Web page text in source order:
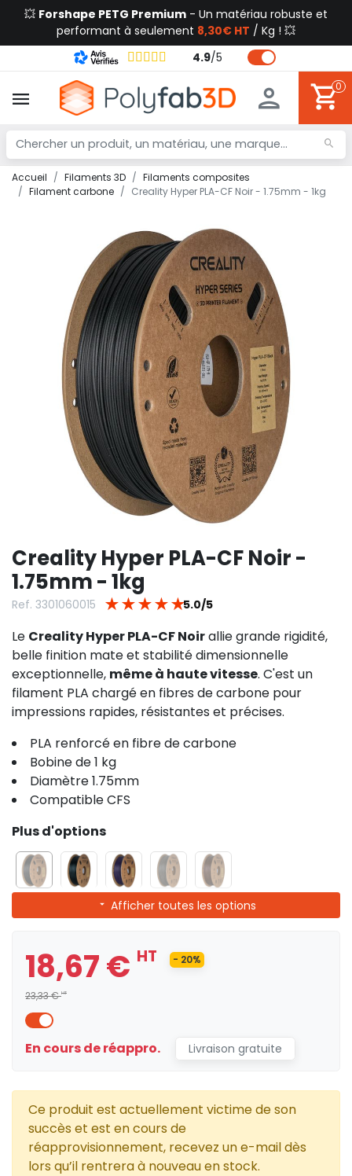
💥 Forshape PETG Premium - Un matériau robuste et
performant à seulement 8,30€ HT / Kg ! 💥
4.9/5
0
Accueil Filaments 3D
Filaments composites
Filament carbone
Creality Hyper PLA-CF Noir - 1.75mm - 1kg
Creality Hyper PLA-CF Noir -
1.75mm - 1kg
Ref. 3301060015 ★ ★ ★ ★ ★5.0/5
Le Creality Hyper PLA-CF Noirallie grande rigidité,
belle finition mate et stabilité dimensionnelle
exceptionnelle, même à haute vitesse. C'est un
filament PLA chargé en fibres de carbone pour
impressions rapides, résistantes et précises.
PLA renforcé en fibre de carbone
Bobine de 1 kg
Diamètre 1.75mm
Compatible CFS
Plus d'options
Afficher toutes les options
18,67 € HT
23,33 €HT
- 20%
En cours de réappro. Livraison gratuite
Ce produit est actuellement victime de son
succès et est en cours de
réapprovisionnement, recevez un e-mail dès
lors qu’il rentrera à nouveau en stock.